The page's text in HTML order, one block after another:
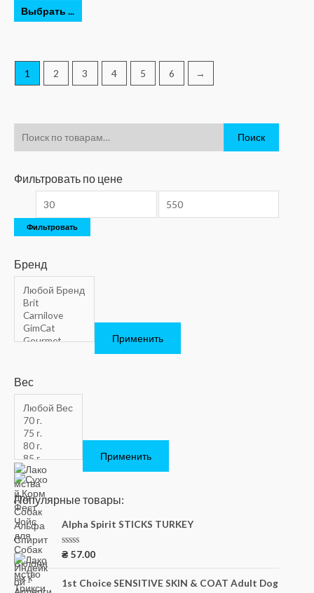
Поиск
Фильтровать по цене
Фильтровать
Бренд
Применить
Вес
Применить
Популярные товары:
Alpha Spirit STICKS TURKEY
О
н
к
₴ 57.00
1st Choice SENSITIVE SKIN & COAT Adult Dog
Выбрать ...
1 2 3 4 5 6 →